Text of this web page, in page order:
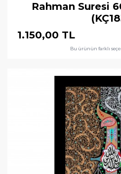
Rahman Suresi
1.150,00 TL
Bu ürünün farklı